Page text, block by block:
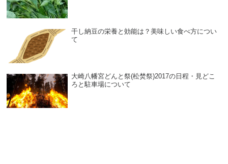
干し納豆の栄養と効能は？美味しい食べ方につい
て
大崎八幡宮どんと祭(松焚祭)2017の日程・見どこ
ろと駐車場について